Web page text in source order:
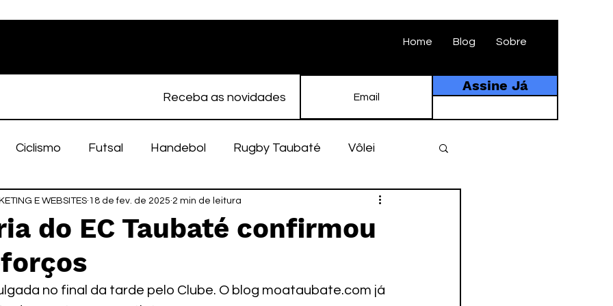
Home Blog Sobre
Receba as novidades
Assine Já
Ciclismo Futsal Handebol Rugby Taubaté Vôlei
Feminino Atletismo EC Taubaté História
Taubaté Fut7
do EC Taubaté confirmou
E WEBSITES 18 de fev. de 2025 2 min de leitura
no final da tarde pelo Clube. O blog moataubate.com já